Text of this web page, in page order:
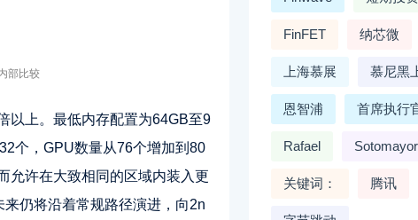
部比较
以上。最低内存配置为64GB至9
个，GPU数量从76个增加到80
允许在大致相同的区域内装入更
仍将沿着常规路径演进，向2n
FinFET 纳芯微
上海慕展 慕尼黑
恩智浦 首席执行
Rafael Sotomayor
关键词： 腾讯